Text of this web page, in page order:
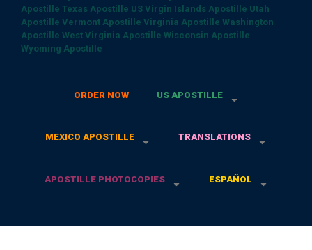
Apostille Texas Apostille US Virgin Islands Apostille Utah
Apostille Vermont Apostille Virginia Apostille Washington
Apostille West Virginia Apostille Wisconsin Apostille
Wyoming Apostille
ORDER NOW US APOSTILLE
MEXICO APOSTILLE TRANSLATIONS
APOSTILLE PHOTOCOPIES ESPAÑOL